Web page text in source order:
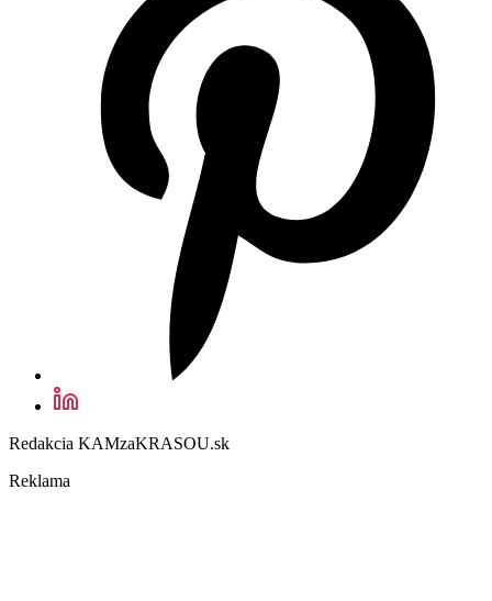
Redakcia KAMzaKRASOU.sk
Reklama